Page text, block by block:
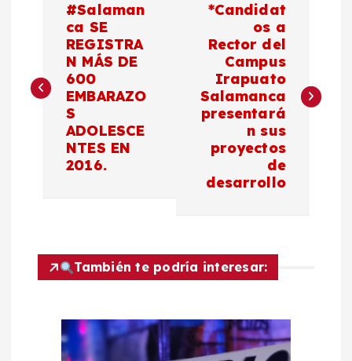
v
e
#Salaman
ca SE
REGISTRA
N MÁS DE
600
EMBARAZO
S
ADOLESCE
NTES EN
2016.
*Candidat
os a
Rector del
Campus
Irapuato
Salamanca
presentará
n sus
proyectos
de
desarrollo
También te podría interesar: